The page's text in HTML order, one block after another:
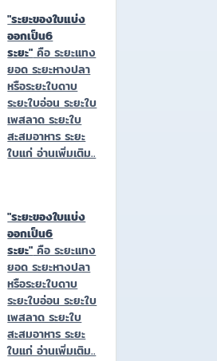
"ระยะของใบแบ่ง
ออกเป็น6
ระยะ"คือ ระยะแทง
ยอด ระยะหางปลา
หรือระยะใบดาบ
ระยะใบอ่อน ระยะใบ
เพสลาด ระยะใบ
สะสมอาหาร ระยะ
ใบแก่ อ่านเพิ่มเติม..
"ระยะของใบแบ่ง
ออกเป็น6
ระยะ"คือ ระยะแทง
ยอด ระยะหางปลา
หรือระยะใบดาบ
ระยะใบอ่อน ระยะใบ
เพสลาด ระยะใบ
สะสมอาหาร ระยะ
ใบแก่ อ่านเพิ่มเติม..